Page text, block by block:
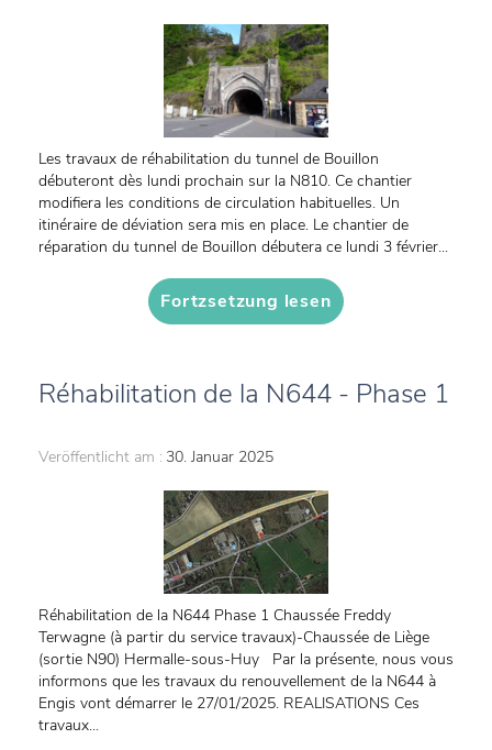
Les travaux de réhabilitation du tunnel de Bouillon
débuteront dès lundi prochain sur la N810. Ce chantier
modifiera les conditions de circulation habituelles. Un
itinéraire de déviation sera mis en place. Le chantier de
réparation du tunnel de Bouillon débutera ce lundi 3 février...
Fortzsetzung lesen
Réhabilitation de la N644 - Phase 1
Veröffentlicht am : 30. Januar 2025
Réhabilitation de la N644 Phase 1 Chaussée Freddy
Terwagne (à partir du service travaux)-Chaussée de Liège
(sortie N90) Hermalle-sous-Huy Par la présente, nous vous
informons que les travaux du renouvellement de la N644 à
Engis vont démarrer le 27/01/2025. REALISATIONS Ces
travaux...